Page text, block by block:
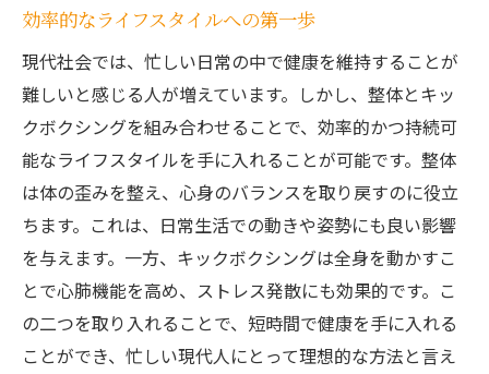
効率的なライフスタイルへの第一歩
現代社会では、忙しい日常の中で健康を維持することが
難しいと感じる人が増えています。しかし、整体とキッ
クボクシングを組み合わせることで、効率的かつ持続可
能なライフスタイルを手に入れることが可能です。整体
は体の歪みを整え、心身のバランスを取り戻すのに役立
ちます。これは、日常生活での動きや姿勢にも良い影響
を与えます。一方、キックボクシングは全身を動かすこ
とで心肺機能を高め、ストレス発散にも効果的です。こ
の二つを取り入れることで、短時間で健康を手に入れる
ことができ、忙しい現代人にとって理想的な方法と言え